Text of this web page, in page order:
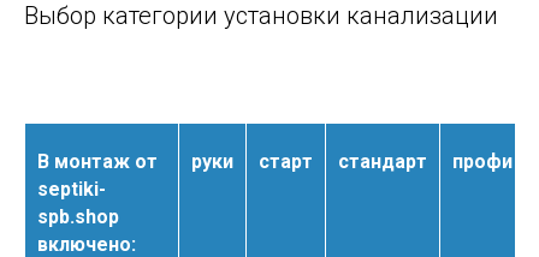
Выбор категории установки канализации
В монтаж от
septiki-
spb.shop
включено:
руки старт стандарт профи